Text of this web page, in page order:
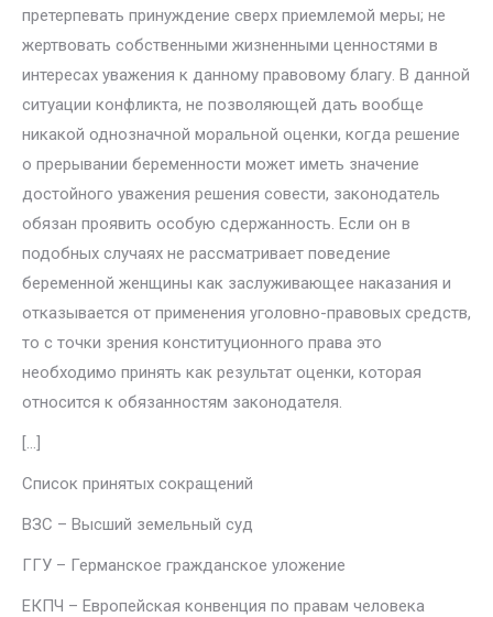
претерпевать принуждение сверх приемлемой меры; не
жертвовать собственными жиз­ненными ценностями в
интересах уважения к данному правовому благу. В данной
ситуации конфликта, не позволяющей дать вообще
никакой од­нозначной моральной оценки, когда решение
о прерывании беременности может иметь значение
достойного уважения решения совести, законода­тель
обязан проявить особую сдержанность. Если он в
подобных случаях не рассматривает поведение
беременной женщины как заслуживающее наказания и
отказывается от применения уголовно-правовых средств,
то с точки зрения конституционного права это
необходимо принять как результат оценки, которая
относится к обязанностям законодателя.
[…]
Список принятых сокращений
ВЗC – Высший земельный суд
ГГУ – Германское гражданское уложение
ЕКПЧ – Европейская конвенция по правам человека